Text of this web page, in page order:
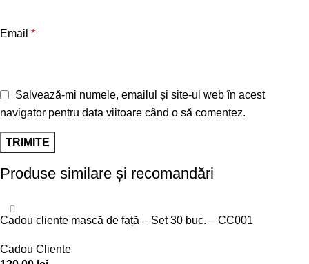
Email *
Salvează-mi numele, emailul și site-ul web în acest
navigator pentru data viitoare când o să comentez.
Produse similare și recomandări
Cadou cliente mască de față – Set 30 buc. – CC001
Cadou Cliente